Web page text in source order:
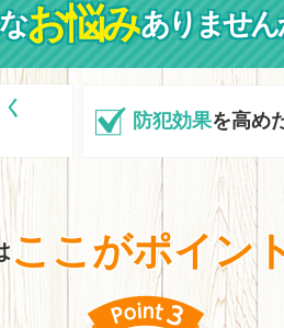
お悩みありません
防犯効果を高め
ここがポイン